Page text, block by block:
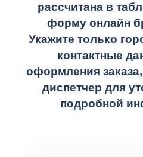
рассчитана в
форму онлайн
Укажите только
контактные
оформления
диспетчер для
подробной